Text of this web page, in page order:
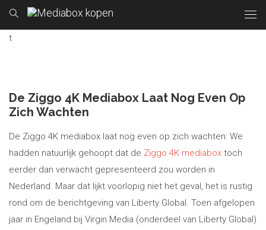
t
De Ziggo 4K Mediabox Laat Nog Even Op
Zich Wachten
De Ziggo 4K mediabox laat nog even op zich wachten: We
hadden natuurlijk gehoopt dat de Ziggo 4K mediabox toch
eerder dan verwacht gepresenteerd zou worden in
Nederland. Maar dat lijkt voorlopig niet het geval, het is rustig
rond om de berichtgeving van Liberty Global. Toen afgelopen
jaar in Engeland bij Virgin Media (onderdeel van Liberty Global)